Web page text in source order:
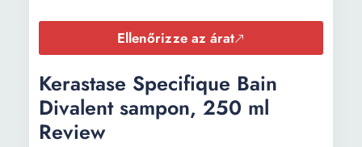
Ellenőrizze az árat
Kerastase Specifique Bain
Divalent sampon, 250 ml
Review